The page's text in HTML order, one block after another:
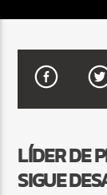
ARTIST
12:00 AM
LÍDER DE
SIGUE